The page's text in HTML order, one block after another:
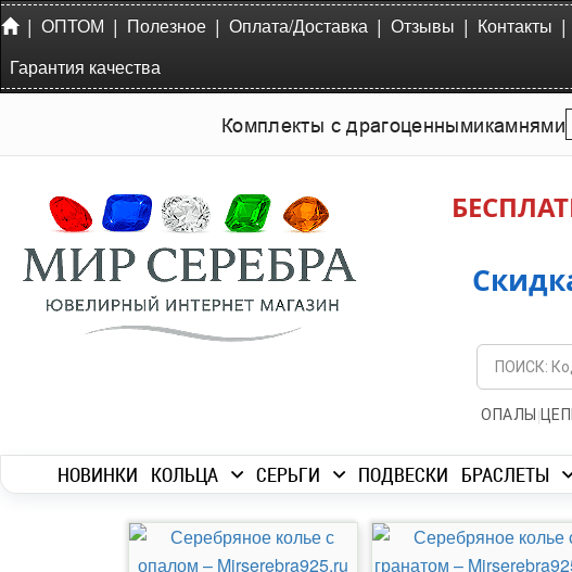
| ОПТОМ | Полезное | Оплата/Доставка | Отзывы | Контакты |
Гарантия качества
Комплекты с драгоценнымикамнями
ОПАЛЫ |
НОВИНКИ КОЛЬЦА СЕРЬГИ ПОДВЕСКИ БРАСЛЕТЫ